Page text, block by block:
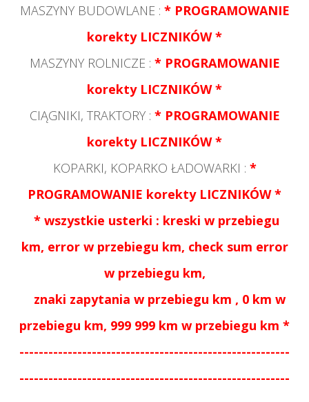
MASZYNY BUDOWLANE : * PROGRAMOWANIE
korekty LICZNIKÓW *
MASZYNY ROLNICZE : * PROGRAMOWANIE
korekty LICZNIKÓW *
CIĄGNIKI, TRAKTORY : * PROGRAMOWANIE
korekty LICZNIKÓW *
KOPARKI, KOPARKO ŁADOWARKI : *
PROGRAMOWANIE korekty LICZNIKÓW *
* wszystkie usterki : kreski w przebiegu
km, error w przebiegu km, check sum error
w przebiegu km,
znaki zapytania w przebiegu km , 0 km w
przebiegu km, 999 999 km w przebiegu km *
--------------------------------------------------------
--------------------------------------------------------